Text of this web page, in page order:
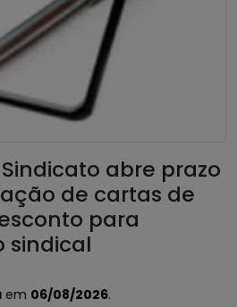
abre prazo
de cartas de
para
sindical
em 06/08/2026.